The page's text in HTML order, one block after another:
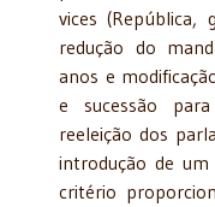
vices (República,
redução do
anos e
e sucessão
reeleição dos
introdução de
critério